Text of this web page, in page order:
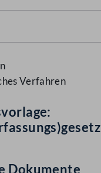
Verfahren
Dokumente